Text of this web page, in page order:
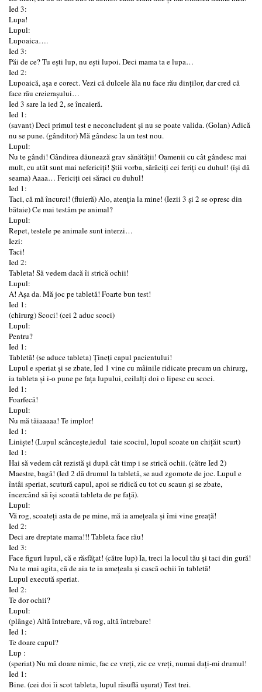
Ied 3:
Lupa!
Lupul:
Lupoaica….
Ied 3:
Păi de ce? Tu ești lup, nu ești lupoi. Deci mama ta e lupa…
Ied 2:
Lupoaică, așa e corect. Vezi că dulcele ăla nu face rău dinților, dar cred că
face rău creierașului…
Ied 3 sare la ied 2, se încaieră.
Ied 1:
(savant) Deci primul test e neconcludent și nu se poate valida. (Golan) Adică
nu se pune. (gânditor) Mă gândesc la un test nou.
Lupul:
Nu te gândi! Gândirea dăunează grav sănătății! Oamenii cu cât gândesc mai
mult, cu atât sunt mai nefericiți! Știi vorba, sărăciți cei feriți cu duhul! (își dă
seama) Aaaa… Fericiți cei săraci cu duhul!
Ied 1:
Taci, că mă încurci! (fluieră) Alo, atenția la mine! (Iezii 3 și 2 se opresc din
bătaie) Ce mai testăm pe animal?
Lupul:
Repet, testele pe animale sunt interzi…
Iezi:
Taci!
Ied 2:
Tableta! Să vedem dacă îi strică ochii!
Lupul:
A! Așa da. Mă joc pe tabletă! Foarte bun test!
Ied 1:
(chirurg) Scoci! (cei 2 aduc scoci)
Lupul:
Pentru?
Ied 1:
Tabletă! (se aduce tableta) Țineți capul pacientului!
Lupul e speriat și se zbate, Ied 1 vine cu mâinile ridicate precum un chirurg,
ia tableta și i-o pune pe fața lupului, ceilalți doi o lipesc cu scoci.
Ied 1:
Foarfecă!
Lupul:
Nu mă tăiaaaaa! Te implor!
Ied 1:
Liniște! (Lupul scâncește,iedul taie scociul, lupul scoate un chițăit scurt)
Ied 1:
Hai să vedem cât rezistă și după cât timp i se strică ochii. (către Ied 2)
Maestre, bagă! (Ied 2 dă drumul la tabletă, se aud zgomote de joc. Lupul e
întâi speriat, scutură capul, apoi se ridică cu tot cu scaun și se zbate,
încercând să își scoată tableta de pe față).
Lupul:
Vă rog, scoateți asta de pe mine, mă ia amețeala și îmi vine greață!
Ied 2:
Deci are dreptate mama!!! Tableta face rău!
Ied 3:
Face figuri lupul, că e răsfățat! (către lup) Ia, treci la locul tău și taci din gură!
Nu te mai agita, că de aia te ia amețeala și cască ochii în tabletă!
Lupul execută speriat.
Ied 2:
Te dor ochii?
Lupul:
(plânge) Altă întrebare, vă rog, altă întrebare!
Ied 1:
Te doare capul?
Lup :
(speriat) Nu mă doare nimic, fac ce vreți, zic ce vreți, numai dați-mi drumul!
Ied 1:
Bine. (cei doi îi scot tableta, lupul răsuflă ușurat) Test trei.